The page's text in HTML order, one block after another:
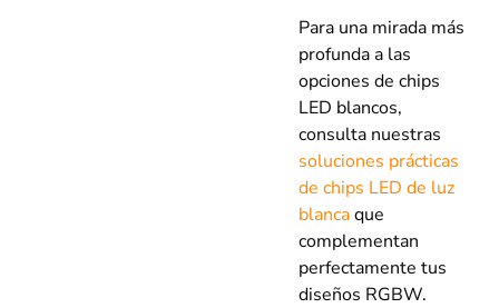
Para una mirada más
profunda a las
opciones de chips
LED blancos,
consulta nuestras
soluciones prácticas
de chips LED de luz
blancaque
complementan
perfectamente tus
diseños RGBW.